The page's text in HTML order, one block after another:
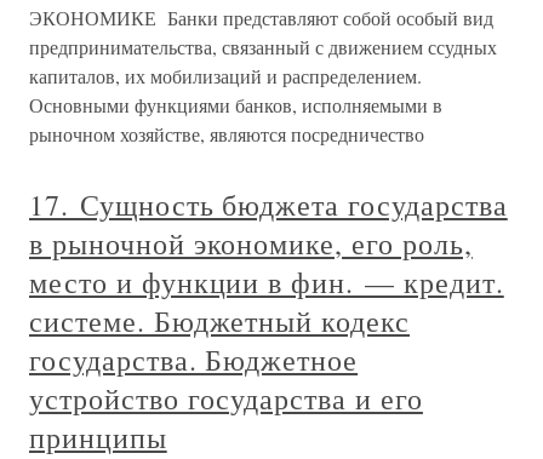
ЭКОНОМИКЕ Банки представляют собой особый вид
предпринимательства, связанный с движением ссудных
капиталов, их мобилизаций и распределением.
Основными функциями банков, исполняемыми в
рыночном хозяйстве, являются посредничество
17. Сущность бюджета государства
в рыночной экономике, его роль,
место и функции в фин. — кредит.
системе. Бюджетный кодекс
государства. Бюджетное
устройство государства и его
принципы